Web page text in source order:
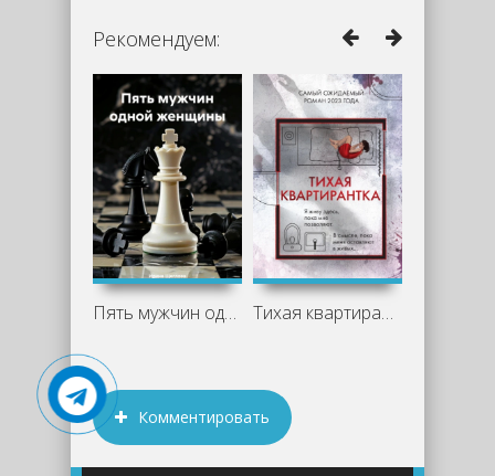
Рекомендуем:
Пять мужчин одной женщины - Ирина Тихая квартирантка - Клеменс Мишальон
Комментировать